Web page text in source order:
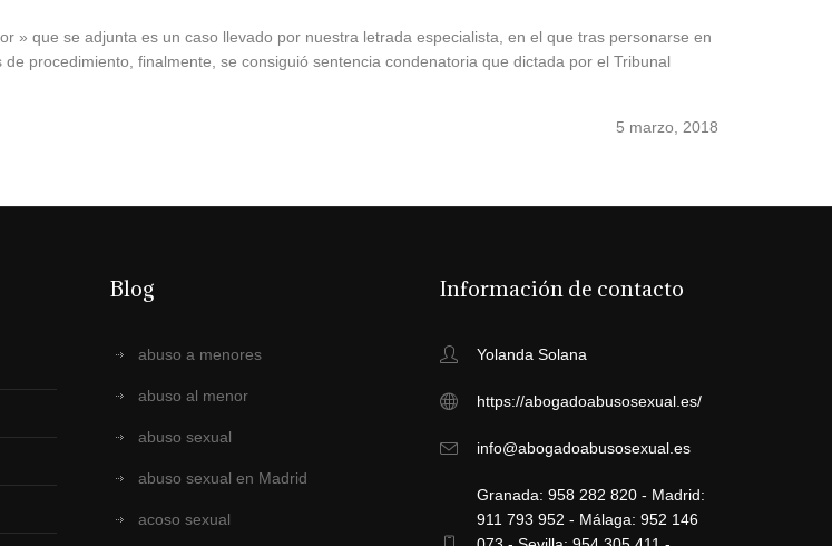
» que se adjunta es un caso llevado por nuestra letrada especialista, en el que tras personarse en
procedimiento, finalmente, se consiguió sentencia condenatoria que dictada por el Tribunal
5 marzo, 2018
Blog
abuso a menores
abuso al menor
abuso sexual
abuso sexual en Madrid
acoso sexual
Información de contacto
Yolanda Solana
https://abogadoabusosexual.es/
info@abogadoabusosexual.es
Granada: 958 282 820 - Madrid:
911 793 952 - Málaga: 952 146